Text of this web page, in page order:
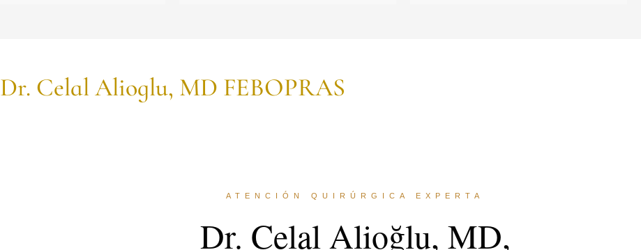
Dr. Celal Alioglu, MD FEBOPRAS
ATENCIÓN QUIRÚRGICA EXPERTA
Dr. Celal Alioğlu, MD,